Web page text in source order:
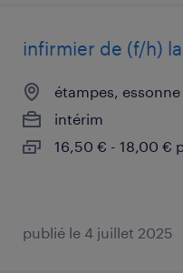
infirmier de (f/h)
étampes, essonne
intérim
16,50 € - 18,00 €
publié le 4 juillet 2025